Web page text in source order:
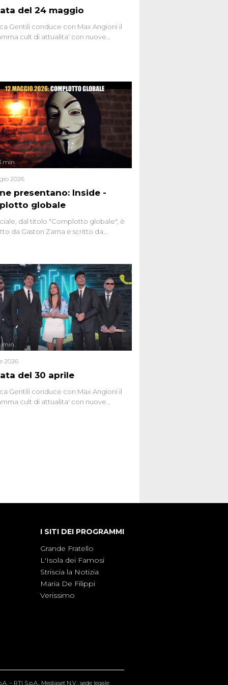
del 24 maggio
Gentili conduce con Max Angioni il
cult di attualita' con nuove
presentano: Inside -
globale
min
2026
dal titolo "Complotto globale", è
da Gaston Zama e scritto da
dei sospetti globali e del
che negli ultimi anni hanno
network, talk show, piazze digitali
collettivo.
del 30 aprile
min
2026
Gentili conduce con Max Angioni il
cult di attualita' con nuove
I SITI DEI PROGRAMMI
Grande Fratello
L'Isola dei Famosi
Striscia la Notizia
Maria De Filippi
Verissimo
– RTI S.p.A., Mediaset N.V., sede legale